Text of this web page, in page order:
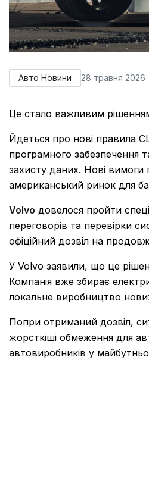
Авто Новини 28 травня 2026
Це стало важливим
Йдеться про нові правила
програмного забезпечення
захисту даних. Нові
американський ринок для
Volvo довелося пройти
переговорів та перевірки
офіційний дозвіл на
У Volvo заявили, що це
Компанія вже збирає
локальне виробництво
Попри отриманий дозвіл,
жорсткіші обмеження для
автовиробників у